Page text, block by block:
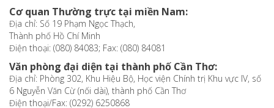
Cơ quan Thường trực tại miền Nam:
Địa chỉ: Số 19 Phạm Ngọc Thạch,
Thành phố Hồ Chí Minh
Điện thoại: (080) 84083; Fax: (080) 84081
Văn phòng đại diện tại thành phố Cần Thơ:
Địa chỉ: Phòng 302, Khu Hiệu Bộ, Học viện Chính trị Khu vực IV, số
6 Nguyễn Văn Cừ (nối dài), thành phố Cần Thơ
Điện thoại/Fax: (0292) 6250868